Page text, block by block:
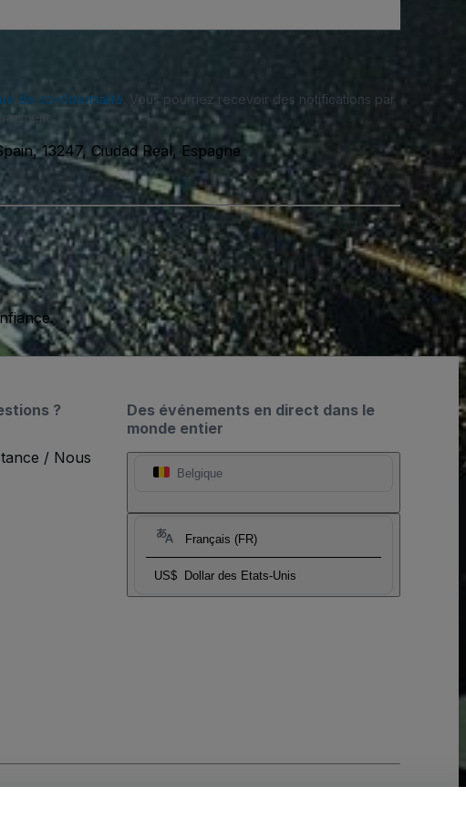
de confidentialité . Vous pourriez recevoir des notifications par
13247, Ciudad Real, Espagne
Des événements en direct dans le
monde entier
Belgique
Français (FR)
US$ Dollar des Etats-Unis
?
/ Nous